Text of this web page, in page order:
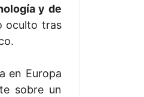
y de
oculto tras
en Europa
sobre un